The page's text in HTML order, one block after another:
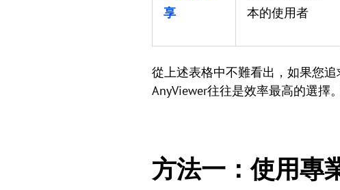
享
本的使用者
從上述表格中不難看出，如果您
AnyViewer往往是效率最高的選擇
方法一：使用專